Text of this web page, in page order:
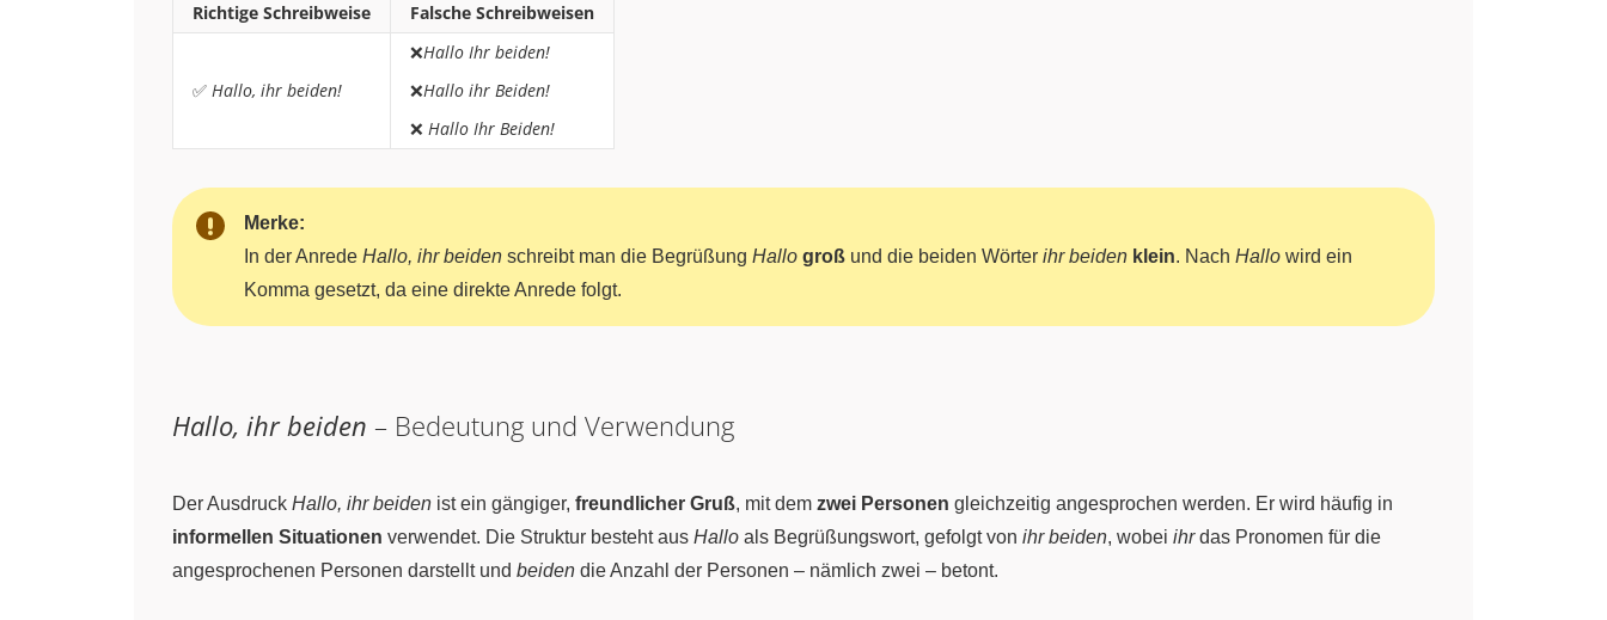
Richtige Schreibweise Falsche Schreibweisen
✅ Hallo, ihr beiden!
❌Hallo Ihr beiden!
❌Hallo ihr Beiden!
❌ Hallo Ihr Beiden!
Merke:
In der Anrede Hallo, ihr beiden schreibt man die Begrüßung Hallo groß und die beiden Wörter ihr beiden klein. Nach Hallo wird ein
Komma gesetzt, da eine direkte Anrede folgt.
Hallo, ihr beiden – Bedeutung und Verwendung
Der Ausdruck Hallo, ihr beiden ist ein gängiger, freundlicher Gruß, mit dem zwei Personen gleichzeitig angesprochen werden. Er wird häufig in
informellen Situationen verwendet. Die Struktur besteht aus Hallo als Begrüßungswort, gefolgt von ihr beiden, wobei ihrdas Pronomen für die
angesprochenen Personen darstellt und beiden die Anzahl der Personen – nämlich zwei – betont.